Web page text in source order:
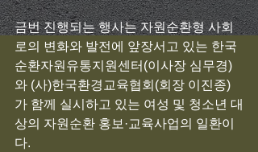
금번 진행되는 행사는 자원순환형 사회
로의 변화와 발전에 앞장서고 있는 한국
순환자원유통지원센터(이사장 심무경)
와 (사)한국환경교육협회(회장 이진종)
가 함께 실시하고 있는 여성 및 청소년 대
상의 자원순환 홍보·교육사업의 일환이
다.